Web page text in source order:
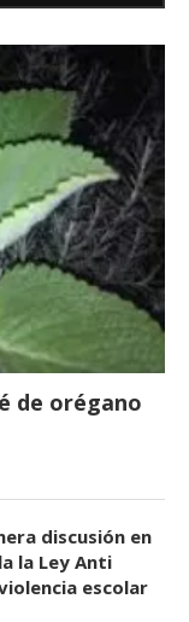
de orégano
discusión en
la Ley Anti
escolar